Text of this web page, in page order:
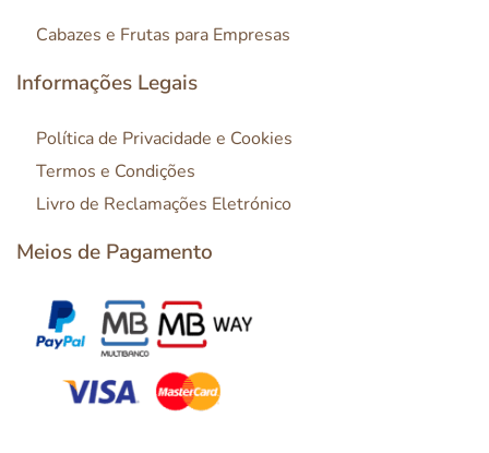
Cabazes e Frutas para Empresas
Informações Legais
Política de Privacidade e Cookies
Termos e Condições
Livro de Reclamações Eletrónico
Meios de Pagamento